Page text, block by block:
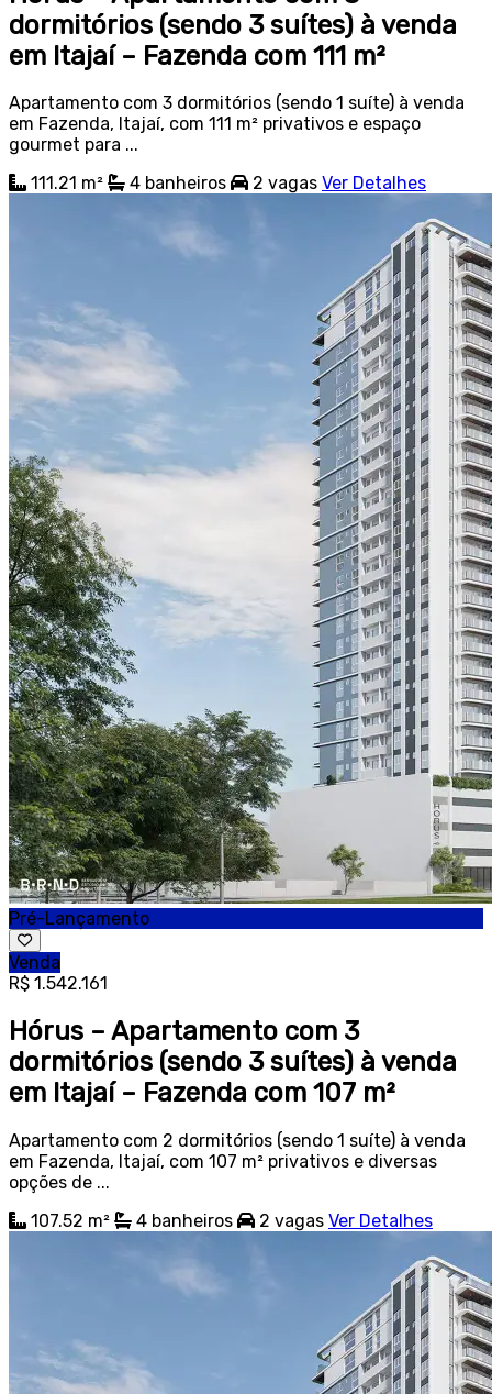
dormitórios (sendo 3 suítes) à venda
em Itajaí – Fazenda com 111 m²
Apartamento com 3 dormitórios (sendo 1 suíte) à venda
em Fazenda, Itajaí, com 111 m² privativos e espaço
gourmet para ...
111.21 m²
4 banheiros 2 vagas Ver Detalhes
Pré-Lançamento
Venda
R$ 1.542.161
Hórus – Apartamento com 3
dormitórios (sendo 3 suítes) à venda
em Itajaí – Fazenda com 107 m²
Apartamento com 2 dormitórios (sendo 1 suíte) à venda
em Fazenda, Itajaí, com 107 m² privativos e diversas
opções de ...
107.52 m²
4 banheiros 2 vagas Ver Detalhes